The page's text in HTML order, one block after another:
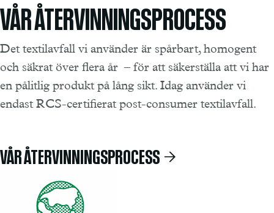
VÅR ÅTERVINNINGSPROCESS
Det textilavfall vi använder är spårbart, homogent
och säkrat över flera år – för att säkerställa att vi har
en pålitlig produkt på lång sikt. Idag använder vi
endast RCS-certifierat post-consumer textilavfall.
VÅR ÅTERVINNINGSPROCESS